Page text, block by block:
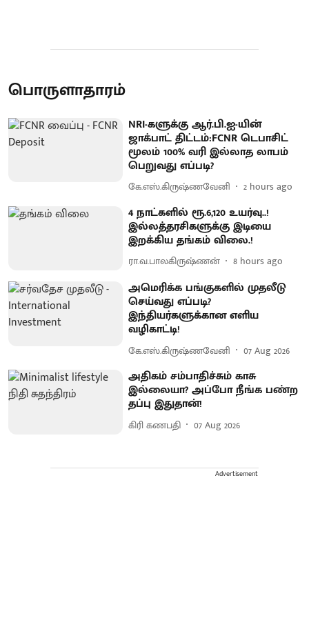
பொருளாதாரம்
NRI-களுக்கு ஆர்.பி.ஐ-யின்
ஜாக்பாட் திட்டம்:FCNR டெபாசிட்
மூலம் 100% வரி இல்லாத லாபம்
பெறுவது எப்படி?
கே.எஸ்.கிருஷ்ணவேனி 2 hours ago
4 நாட்களில் ரூ.6,120 உயர்வு..!
இல்லத்தரசிகளுக்கு இடியை
இறக்கிய தங்கம் விலை.!
ரா.வ.பாலகிருஷ்ணன் 8 hours ago
அமெரிக்க பங்குகளில் முதலீடு
செய்வது எப்படி?
இந்தியர்களுக்கான எளிய
வழிகாட்டி!
கே.எஸ்.கிருஷ்ணவேனி 07 Aug 2026
அதிகம் சம்பாதிச்சும் காசு
இல்லையா? அப்போ நீங்க பண்ற
தப்பு இதுதான்!
கிரி கணபதி 07 Aug 2026
Advertisement